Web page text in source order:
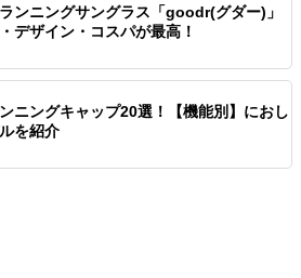
ンニングサングラス「goodr(グダー)」
デザイン・コスパが最高！
ニングキャップ20選！【機能別】におし
を紹介